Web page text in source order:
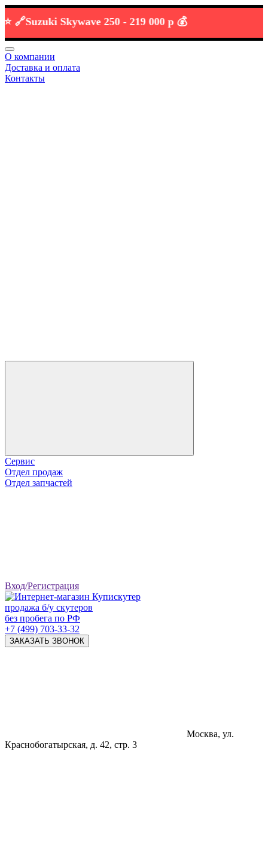
Suzuki Skywave 250 -219 000 р 💰
О компании
Доставка и оплата
Контакты
Сервис
Отдел продаж
Отдел запчастей
Вход/Регистрация
продажа б/у скутеров
без пробега по РФ
+7 (499) 703-33-32
ЗАКАЗАТЬ ЗВОНОК
Москва, ул.
Краснобогатырская, д. 42, стр. 3